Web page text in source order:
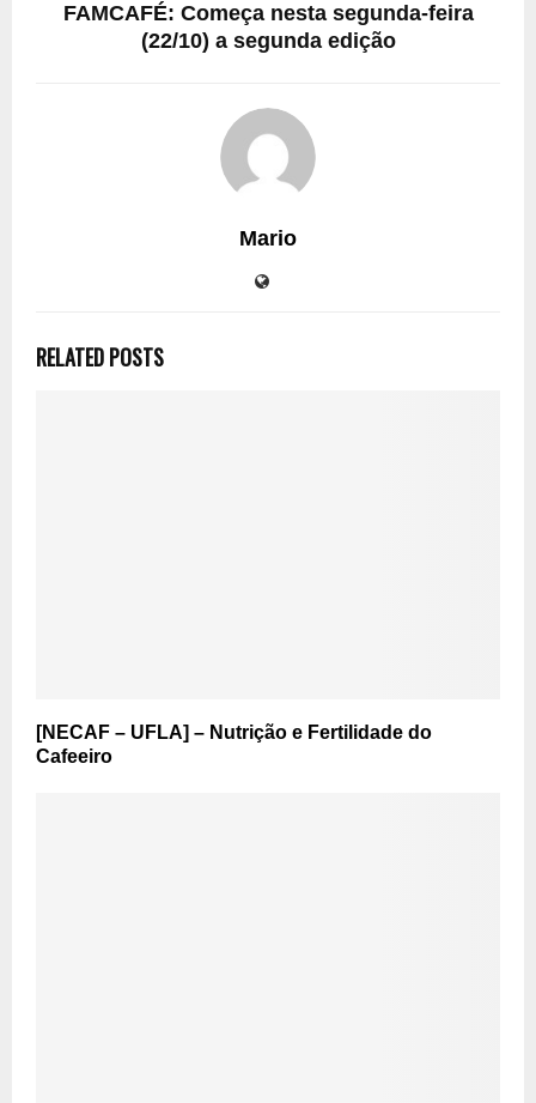
FAMCAFÉ: Começa nesta segunda-feira
(22/10) a segunda edição
Mario
RELATED POSTS
[NECAF – UFLA] – Nutrição e Fertilidade do
Cafeeiro